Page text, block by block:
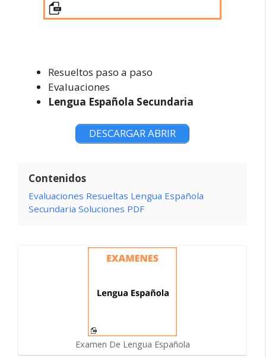
Resueltos paso a paso
Evaluaciones
Lengua Española Secundaria
DESCARGAR ABRIR
Contenidos
Evaluaciones Resueltas Lengua Española
Secundaria Soluciones PDF
Examen De Lengua Española